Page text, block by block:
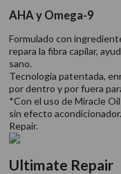
AHA y Omega-9
Formulado con
repara la fibra capilar,
sano.
Tecnología patentada,
por dentro y por fuera
*Con el uso de Miracle
sin efecto
Repair.
Ultimate Repair